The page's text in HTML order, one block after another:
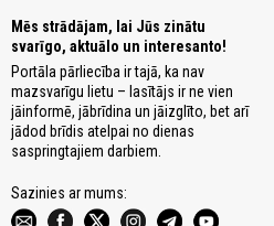
Mēs strādājam, lai Jūs zinātu
svarīgo, aktuālo un interesanto!
Portāla pārliecība ir tajā, ka nav
mazsvarīgu lietu – lasītājs ir ne vien
jāinformē, jābrīdina un jāizglīto, bet arī
jādod brīdis atelpai no dienas
saspringtajiem darbiem.
Sazinies ar mums: